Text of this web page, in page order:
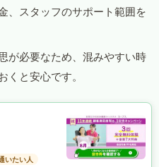
、スタッフのサポート範囲を
が必要なため、混みやすい時
くと安心です。
いたい人